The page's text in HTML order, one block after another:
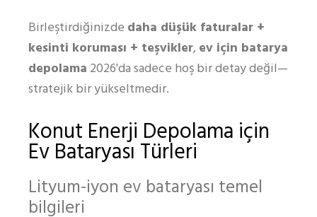
Birleştirdiğinizde daha düşük faturalar +
kesinti koruması + teşvikler, ev için batarya
depolama 2026'da sadece hoş bir detay değil—
stratejik bir yükseltmedir.
Konut Enerji Depolama için
Ev Bataryası Türleri
Lityum-iyon ev bataryası temel
bilgileri